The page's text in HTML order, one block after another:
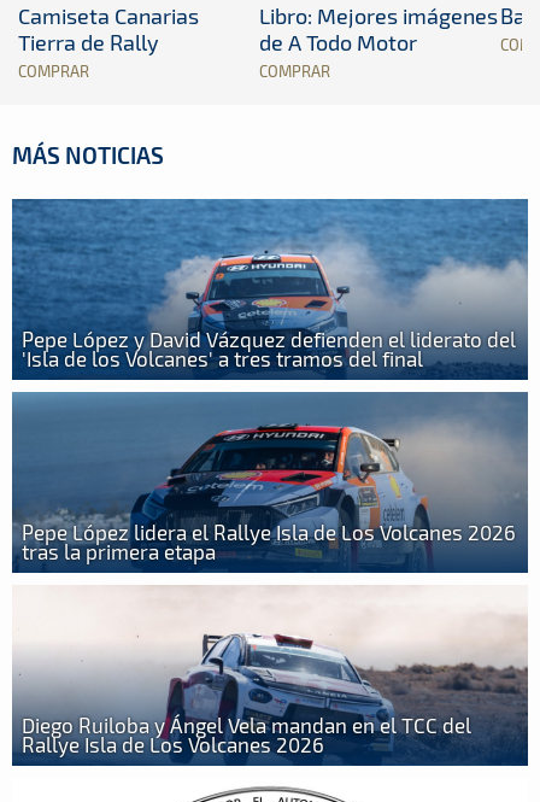
Camiseta Canarias
Tierra de Rally
COMPRAR
Libro: Mejores imágenes
de A Todo Motor
COMPRAR
MÁS NOTICIAS
Pepe López y David Vázquez defienden el liderato del
'Isla de los Volcanes' a tres tramos del final
Pepe López lidera el Rallye Isla de Los Volcanes 2026
tras la primera etapa
Diego Ruiloba y Ángel Vela mandan en el TCC del
Rallye Isla de Los Volcanes 2026